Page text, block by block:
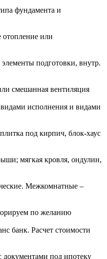
фундамента и
отопление или
подготовки, внутр.
смешанная вентиляция
исполнения и видами
под кирпич, блок-хаус
мягкая кровля, ондулин,
Межкомнатные –
по желанию
банк. Расчет стоимости
документами под ипотеку